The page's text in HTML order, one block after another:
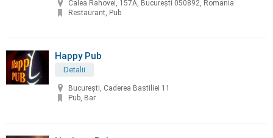
Calea Rahovei, 157A, București 050892, Romania
Restaurant, Pub
Happy Pub
Detalii
București, Caderea Bastiliei 11
Pub, Bar